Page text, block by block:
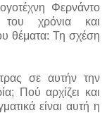
Φερνάντο
του χρόνια και
θέματα: Τη σχέση
σε αυτήν την
Πού αρχίζει και
είναι αυτή η